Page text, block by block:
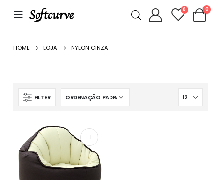
0 0
HOME LOJA NYLON CINZA
FILTER